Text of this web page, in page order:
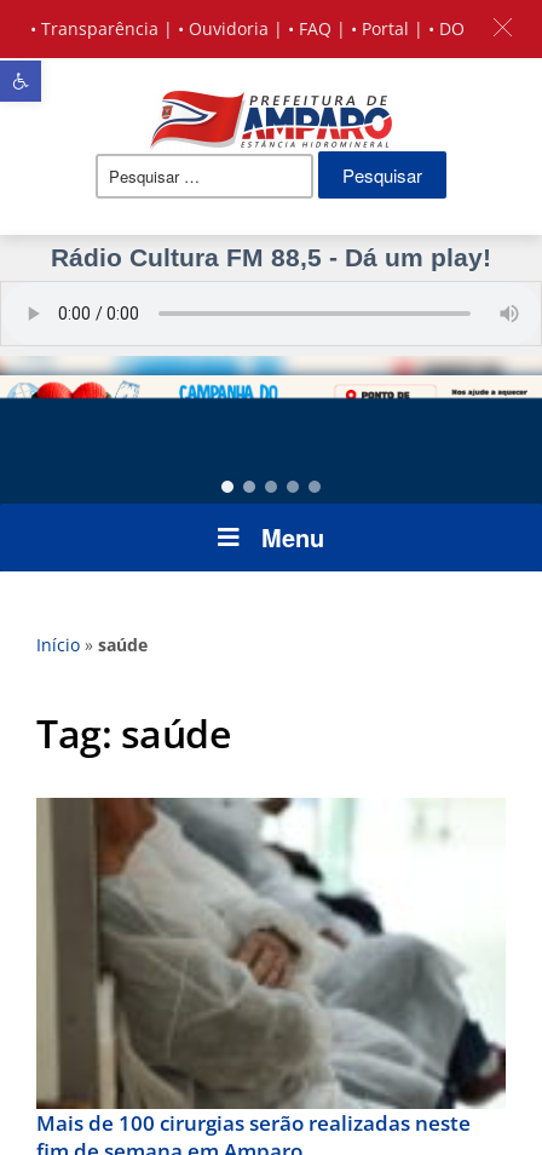
Barra de Ferramentas Aberta
Pesquisar
Rádio Cultura FM 88,5 - Dá um play!
Menu
Início » saúde
Tag: saúde
Mais de 100 cirurgias serão realizadas neste
• Transparência | • Ouvidoria | • FAQ | • Portal | • DO